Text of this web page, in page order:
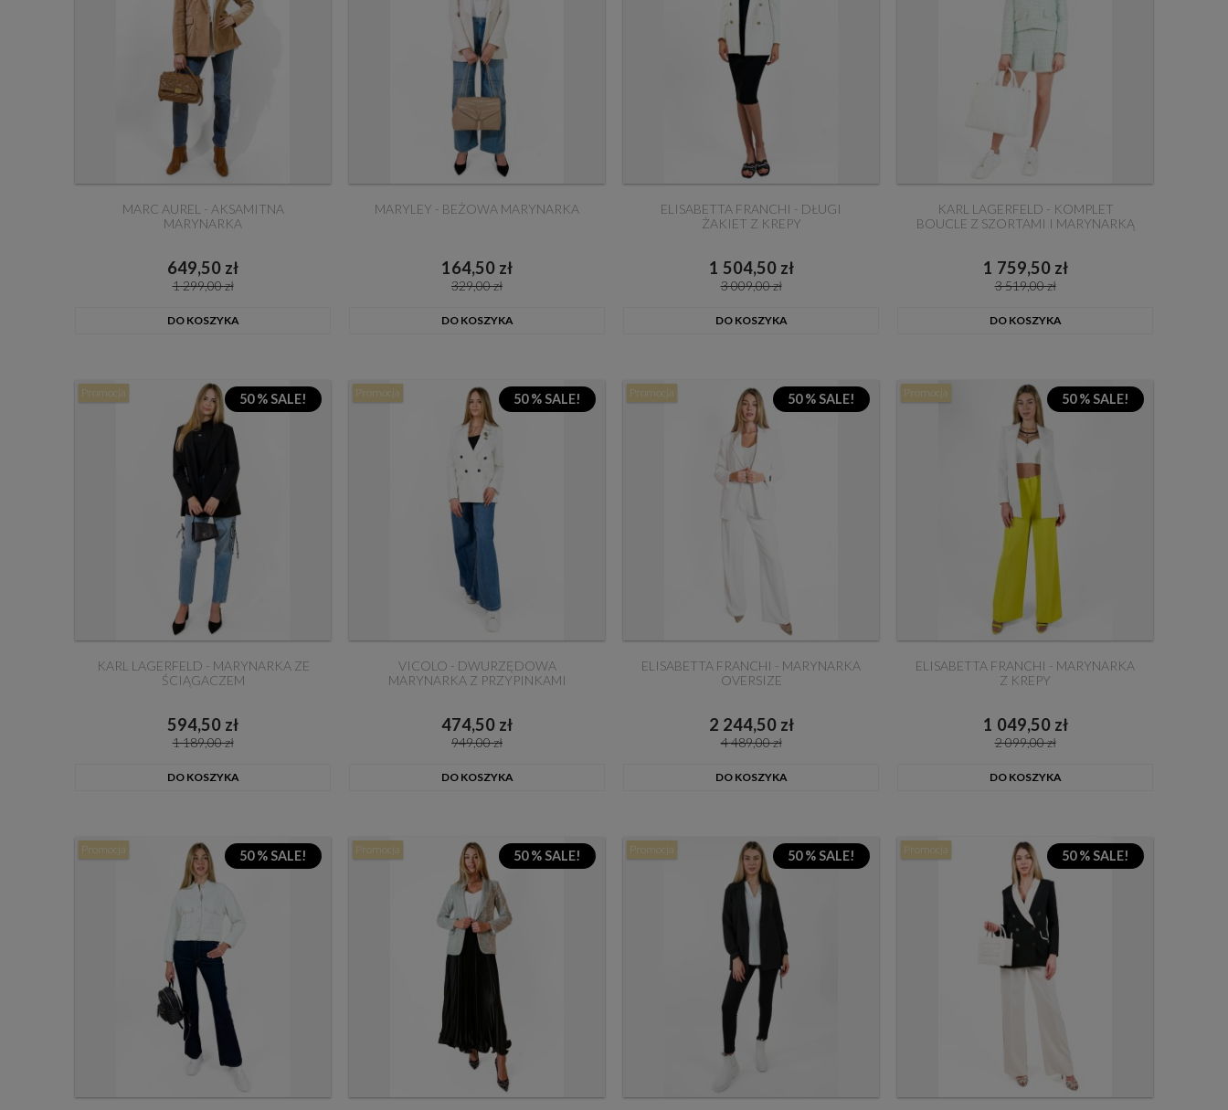
MARC AUREL - AKSAMITNA
MARYNARKA
649,50 zł
1 299,00 zł
DO KOSZYKA
MARYLEY - BEŻOWA MARYNARKA
164,50 zł
329,00 zł
DO KOSZYKA
ELISABETTA FRANCHI - DŁUGI
ŻAKIET Z KREPY
1 504,50 zł
3 009,00 zł
DO KOSZYKA
KARL LAGERFELD - KOMPLET
BOUCLE Z SZORTAMI I MARYNARKĄ
1 759,50 zł
3 519,00 zł
DO KOSZYKA
50 % SALE!
KARL LAGERFELD - MARYNARKA ZE
ŚCIĄGACZEM
594,50 zł
1 189,00 zł
DO KOSZYKA
Promocja 50 % SALE!
VICOLO - DWURZĘDOWA
MARYNARKA Z PRZYPINKAMI
474,50 zł
949,00 zł
DO KOSZYKA
Promocja 50 % SALE!
ELISABETTA FRANCHI - MARYNARKA
OVERSIZE
2 244,50 zł
4 489,00 zł
DO KOSZYKA
Promocja 50 % SALE!
ELISABETTA FRANCHI - MARYNARKA
Z KREPY
1 049,50 zł
2 099,00 zł
DO KOSZYKA
Promocja
50 % SALE!
Promocja 50 % SALE!
Promocja 50 % SALE!
Promocja 50 % SALE!
Promocja